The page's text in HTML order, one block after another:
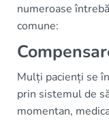
numeroase
comune:
Mulți pacienți se
prin sistemul de
momentan,